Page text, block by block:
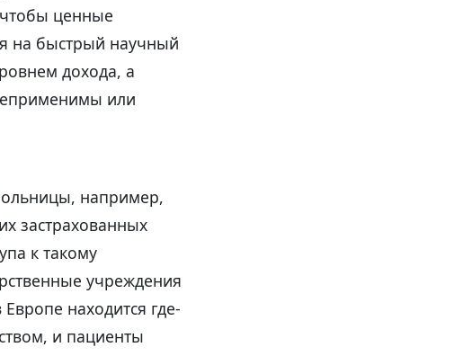
чтобы ценные
на быстрый научный
дохода, а
или
например,
застрахованных
к такому
учреждения
находится где-
и пациенты